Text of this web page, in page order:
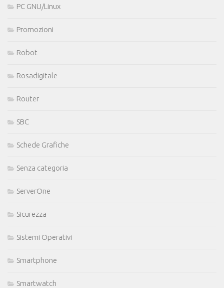
PC GNU/Linux
Promozioni
Robot
Rosadigitale
Router
SBC
Schede Grafiche
Senza categoria
ServerOne
Sicurezza
Sistemi Operativi
Smartphone
Smartwatch